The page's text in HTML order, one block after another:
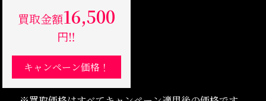
買取金額16,500
円‼
キャンペーン価格！